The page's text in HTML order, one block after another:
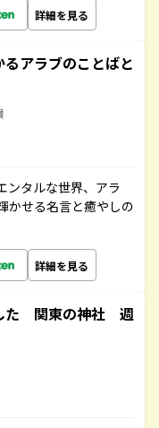
詳細を見る
アラブのことばと
ンタルな世界、アラ
かせる名言と癒やしの
詳細を見る
た 関東の神社 週